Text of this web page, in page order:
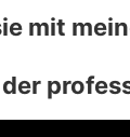
mit